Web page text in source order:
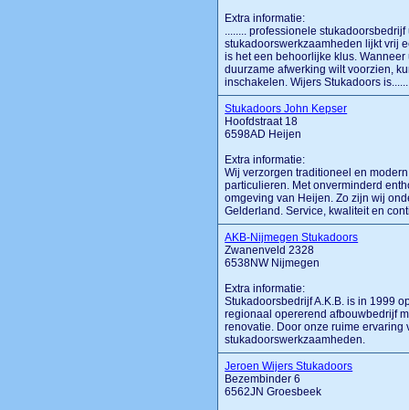
Extra informatie:
........ professionele
stukadoorswerkzaamheden lijkt vrij
is het een behoorlijke klus.
duurzame afwerking wilt voorzien,
inschakelen. Wijers Stukadoors
Stukadoors John Kepser
Hoofdstraat 18
6598AD Heijen
Extra informatie:
Wij verzorgen traditioneel en
particulieren. Met onverminderd
omgeving van Heijen. Zo zijn wij
Gelderland. Service, kwaliteit en
AKB-Nijmegen Stukadoors
Zwanenveld 2328
6538NW Nijmegen
Extra informatie:
Stukadoorsbedrijf A.K.B. is in 1999
regionaal opererend afbouwbedrijf
renovatie. Door onze ruime
stukadoorswerkzaamheden.
Jeroen Wijers Stukadoors
Bezembinder 6
6562JN Groesbeek